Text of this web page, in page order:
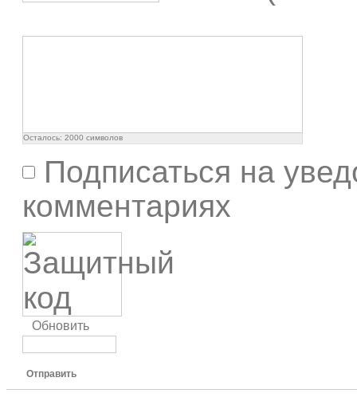
Осталось: 2000 символов
Подписаться на
комментариях
Обновить
Отправить